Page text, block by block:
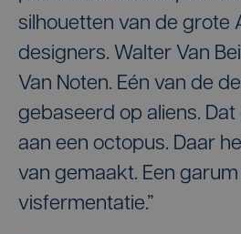
silhouetten van de grote
designers. Walter Van
Van Noten. Eén van de
gebaseerd op aliens.
aan een octopus. Daar
van gemaakt. Een
visfermentatie.”